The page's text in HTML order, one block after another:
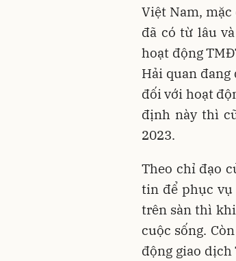
Việt Nam,
đã có từ lâu
hoạt động
Hải quan
đối với hoạt
định này thì
2023.
Theo chỉ đạo
tin để phục vụ
trên sàn thì
cuộc sống.
động giao